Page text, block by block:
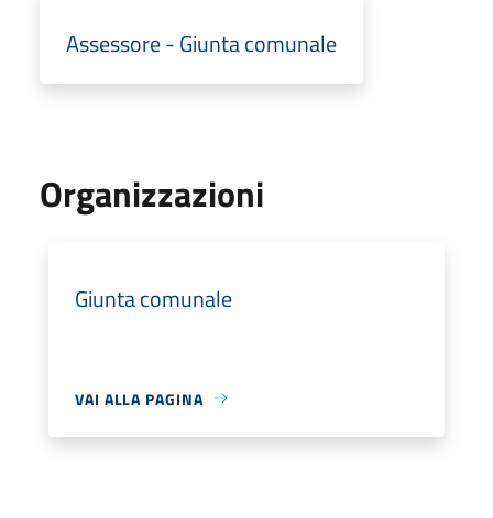
Assessore - Giunta comunale
Organizzazioni
Giunta comunale
VAI ALLA PAGINA